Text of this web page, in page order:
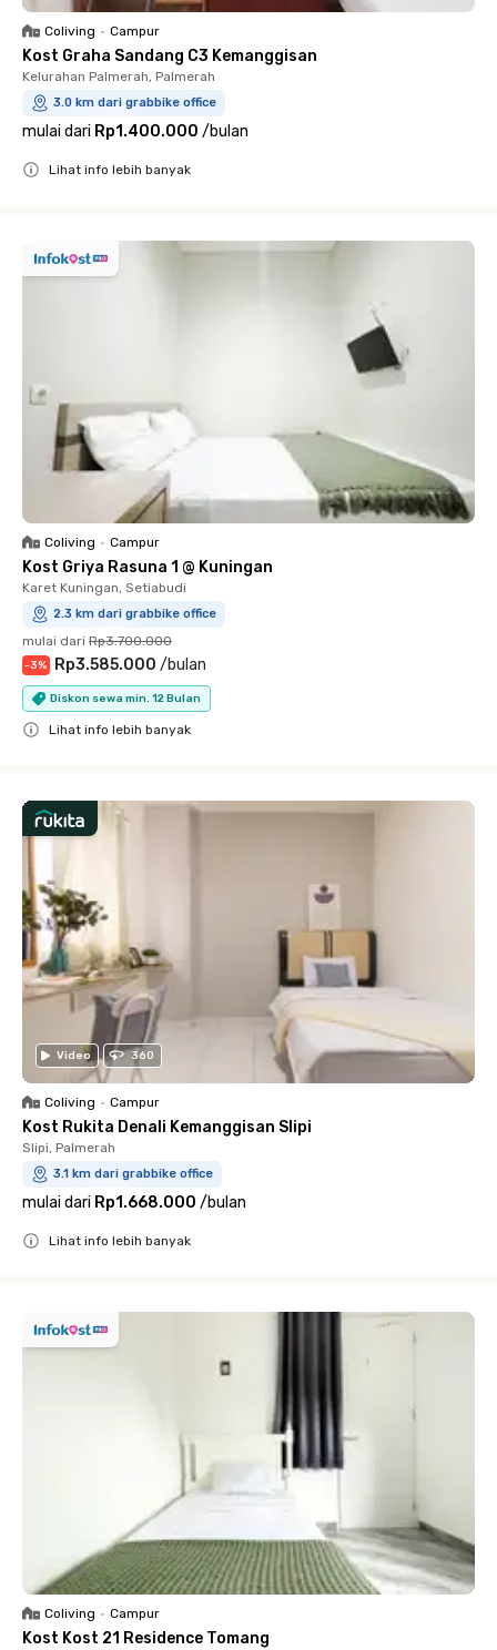
Coliving • Campur
Kost Graha Sandang C3 Kemanggisan
Kelurahan Palmerah, Palmerah
3.0 km dari grabbike office
mulai dari Rp1.400.000 /bulan
Lihat info lebih banyak
Coliving • Campur
Kost Griya Rasuna 1 @ Kuningan
Karet Kuningan, Setiabudi
2.3 km dari grabbike office
mulai dari Rp3.700.000
-3% Rp3.585.000 /bulan
Diskon sewa min. 12 Bulan
Lihat info lebih banyak
Video 360
Coliving • Campur
Kost Rukita Denali Kemanggisan Slipi
Slipi, Palmerah
3.1 km dari grabbike office
mulai dari Rp1.668.000 /bulan
Lihat info lebih banyak
Coliving • Campur
Kost Kost 21 Residence Tomang